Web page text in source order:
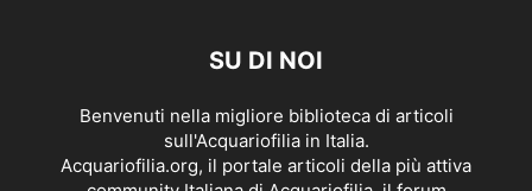
SU DI NOI
Benvenuti nella migliore biblioteca di articoli
sull'Acquariofilia in Italia.
Acquariofilia.org, il portale articoli della più attiva